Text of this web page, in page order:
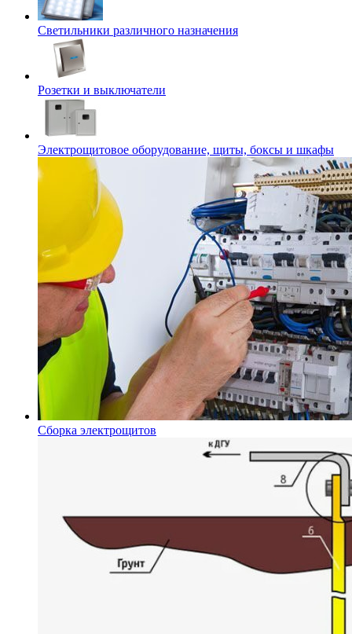
Светильники различного назначения
Розетки и выключатели
Электрощитовое оборудование, щиты, боксы и шкафы
Сборка электрощитов